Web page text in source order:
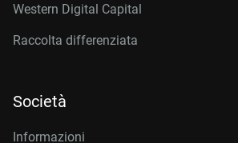
Western Digital Capital
Raccolta differenziata
Società
Informazioni